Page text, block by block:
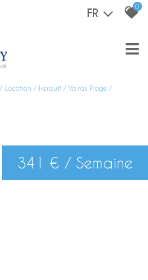
FR 0
Location Herault
Valras Plage
341 € / Semaine